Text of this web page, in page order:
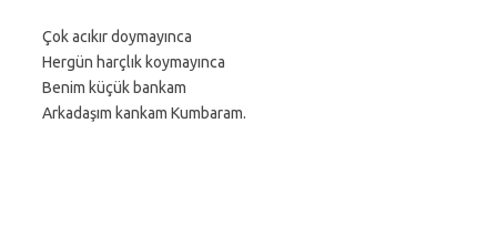
Çok acıkır doymayınca
Hergün harçlık koymayınca
Benim küçük bankam
Arkadaşım kankam Kumbaram.